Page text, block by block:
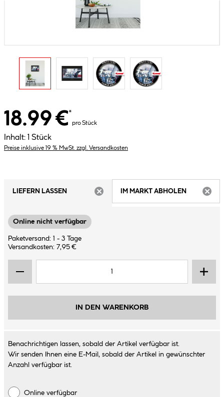
18.99 €*
pro Stück
Inhalt: 1 Stück
Preise inklusive 19 % MwSt. zzgl. Versandkosten
LIEFERN LASSEN
IM MARKT ABHOLEN
Online nicht verfügbar
Paketversand: 1 - 3 Tage
Versandkosten: 7,95 €
IN DEN WARENKORB
Benachrichtigen lassen, sobald der Artikel verfügbar ist.
Wir senden Ihnen eine E-Mail, sobald der Artikel in gewünschter
Anzahl verfügbar ist.
Online verfügbar